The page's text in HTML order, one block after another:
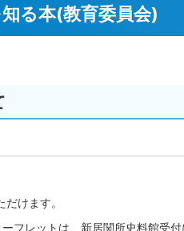
る本(教育委員会)
けます。
フレットは、新居関所史料館受付